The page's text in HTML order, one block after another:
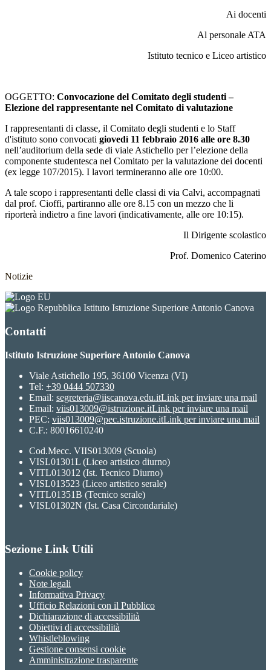
Ai docenti
Al personale ATA
Istituto tecnico e Liceo artistico
OGGETTO: Convocazione del Comitato degli studenti –
Elezione del rappresentante nel Comitato di valutazione
I rappresentanti di classe, il Comitato degli studenti e lo Staff
d'istituto sono convocati giovedì 11 febbraio 2016 alle ore 8.30
nell’auditorium della sede di viale Astichello per l’elezione della
componente studentesca nel Comitato per la valutazione dei docenti
(ex legge 107/2015). I lavori termineranno alle ore 10:00.
A tale scopo i rappresentanti delle classi di via Calvi, accompagnati
dal prof. Cioffi, partiranno alle ore 8.15 con un mezzo che li
riporterà indietro a fine lavori (indicativamente, alle ore 10:15).
Il Dirigente scolastico
Prof. Domenico Caterino
Notizie
Istituto Istruzione Superiore Antonio Canova
Contatti
Istituto Istruzione Superiore Antonio Canova
Viale Astichello 195, 36100 Vicenza (VI)
Tel: +39 0444 507330
Email: segreteria@iiscanova.edu.itLink per inviare una mail
Email: viis013009@istruzione.itLink per inviare una mail
PEC: viis013009@pec.istruzione.itLink per inviare una mail
C.F.: 80016610240
Cod.Mecc. VIIS013009 (Scuola)
VISL01301L (Liceo artistico diurno)
VITL013012 (Ist. Tecnico Diurno)
VISL013523 (Liceo artistico serale)
VITL01351B (Tecnico serale)
VISL01302N (Ist. Casa Circondariale)
Sezione Link Utili
Cookie policy
Note legali
Informativa Privacy
Ufficio Relazioni con il Pubblico
Dichiarazione di accessibilità
Obiettivi di accessibilità
Whistleblowing
Gestione consensi cookie
Amministrazione trasparente